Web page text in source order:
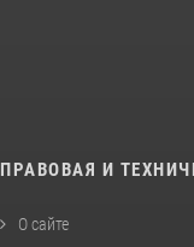
ПРАВОВАЯ И
О сайте